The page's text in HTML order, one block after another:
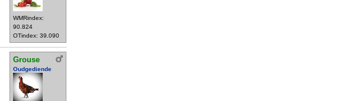
WMRindex:
90.824
OTindex: 39.090
Grouse
Oudgediende